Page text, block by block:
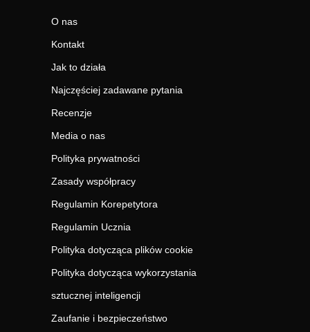
O nas
Kontakt
Jak to działa
Najczęściej zadawane pytania
Recenzje
Media o nas
Polityka prywatności
Zasady współpracy
Regulamin Korepetytora
Regulamin Ucznia
Polityka dotycząca plików cookie
Polityka dotycząca wykorzystania
sztucznej inteligencji
Zaufanie i bezpieczeństwo